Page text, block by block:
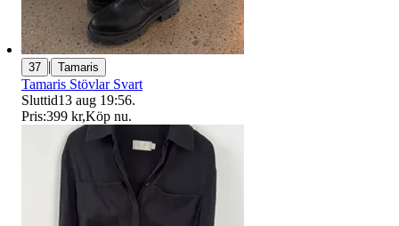
37 | Tamaris
Tamaris Stövlar Svart
Sluttid13 aug 19:56.
Pris:399 kr,Köp nu.